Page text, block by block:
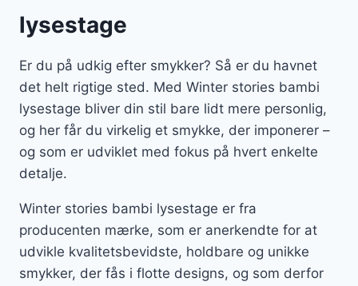
lysestage
Er du på udkig efter smykker? Så er du havnet
det helt rigtige sted. Med Winter stories bambi
lysestage bliver din stil bare lidt mere personlig,
og her får du virkelig et smykke, der imponerer –
og som er udviklet med fokus på hvert enkelte
detalje.
Winter stories bambi lysestage er fra
producenten mærke, som er anerkendte for at
udvikle kvalitetsbevidste, holdbare og unikke
smykker, der fås i flotte designs, og som derfor